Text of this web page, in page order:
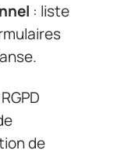
: liste
de